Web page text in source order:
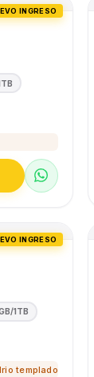
INGRESO
INGRESO
1TB
templado